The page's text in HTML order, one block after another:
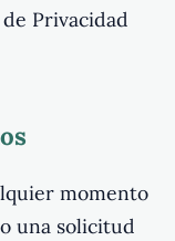
Privacidad
momento
una solicitud